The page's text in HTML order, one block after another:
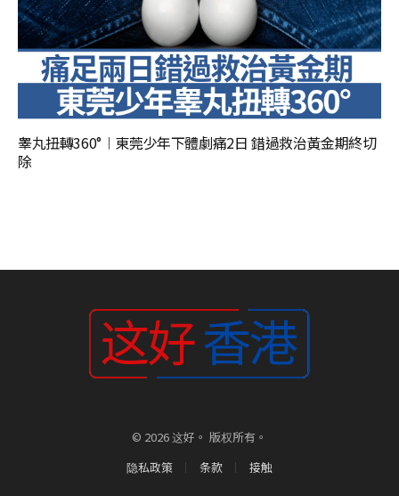
睾丸扭轉360°︱東莞少年下體劇痛2日 錯過救治黃金期終切
除
© 2026 这好。 版权所有。
隐私政策
条款 接触